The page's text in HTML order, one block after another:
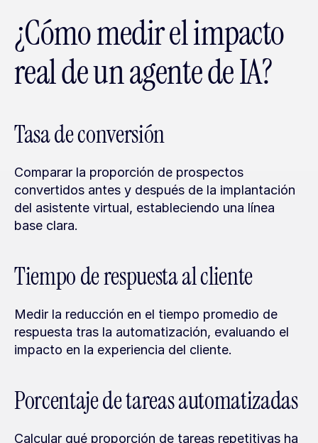
¿Cómo medir el impacto
real de un agente de IA?
Tasa de conversión
Comparar la proporción de prospectos
convertidos antes y después de la implantación
del asistente virtual, estableciendo una línea
base clara.
Tiempo de respuesta al cliente
Medir la reducción en el tiempo promedio de
respuesta tras la automatización, evaluando el
impacto en la experiencia del cliente.
Porcentaje de tareas automatizadas
Calcular qué proporción de tareas repetitivas ha